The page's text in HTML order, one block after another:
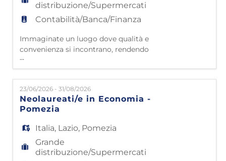
distribuzione/Supermercati
Contabilità/Banca/Finanza
Immaginate un luogo dove qualità e
convenienza si incontrano, rendendo
l'arredamento accessibile a tutti. Questo è
Mondo Convenienza! Da oltre 35 anni siamo
nelle case di milioni di famiglie italiane,
grazie a 4500 collaboratori che lavorano con
passione e dedizione. Partiti da
Civitavecchia nel 1985, oggi contiamo 50
punti vendita e 42 impianti lo
...
23/06/2026 - 31/08/2026
Neolaureati/e in Economia -
Pomezia
Italia, Lazio, Pomezia
Grande
distribuzione/Supermercati